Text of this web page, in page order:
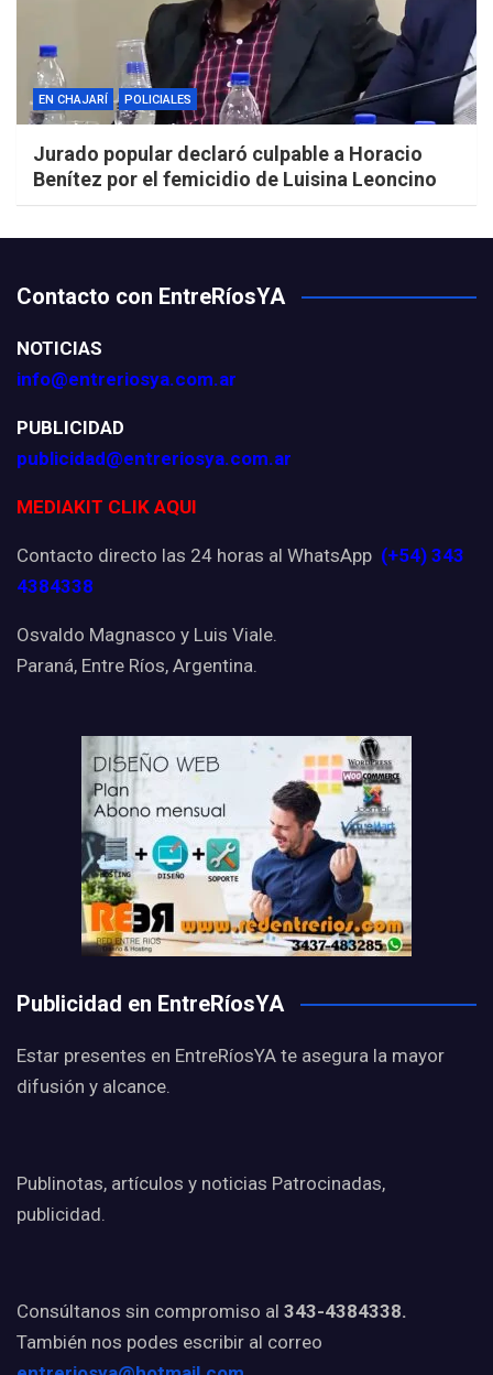
EN CHAJARÍ POLICIALES
Jurado popular declaró culpable a Horacio
Benítez por el femicidio de Luisina Leoncino
Contacto con EntreRíosYA
NOTICIAS
info@entreriosya.com.ar
PUBLICIDAD
publicidad@entreriosya.com.ar
MEDIAKIT CLIK AQUI
Contacto directo las 24 horas al WhatsApp (+54) 343
4384338
Osvaldo Magnasco y Luis Viale.
Paraná, Entre Ríos, Argentina.
Publicidad en EntreRíosYA
Estar presentes en EntreRíosYA te asegura la mayor
difusión y alcance.
Publinotas, artículos y noticias Patrocinadas,
publicidad.
Consúltanos sin compromiso al 343-4384338.
También nos podes escribir al correo